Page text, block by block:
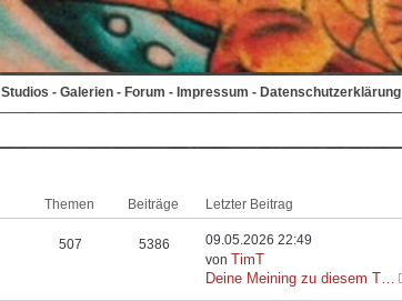
Studios - Galerien - Forum - Impressum - Datenschutzerklärung
Themen Beiträge Letzter Beitrag
507 5386
09.05.2026 22:49
von TimT
Deine Meining zu diesem T…